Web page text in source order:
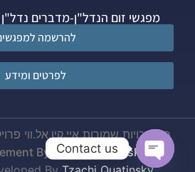
מפגשי זום הנדל"ן-מדברים
להרשמה
לפרטים ומידע
כל הזכויות שמורות איי.קיו.אל.ווי
By
Tzachi Quatinsky
Contact us